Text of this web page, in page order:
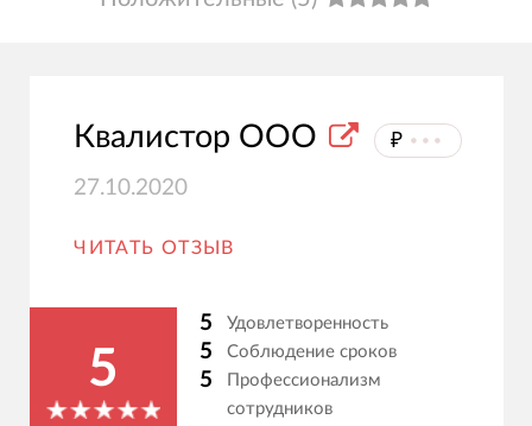
Квалистор ООО ₽ ⦁⦁⦁
27.10.2020
ЧИТАТЬ ОТЗЫВ
5
5 Удовлетворенность
5 Соблюдение сроков
5
Профессионализм
сотрудников